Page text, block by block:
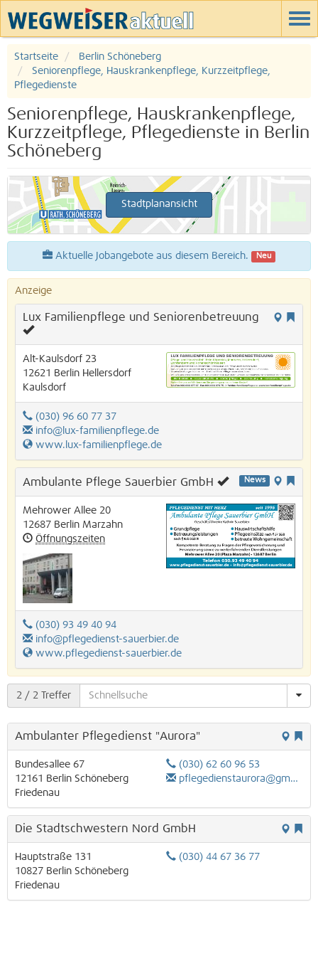
Startseite
Berlin Schöneberg
Seniorenpflege, Hauskrankenpflege, Kurzzeitpflege,
Pflegedienste
Seniorenpflege, Hauskrankenpflege,
Kurzzeitpflege, Pflegedienste in Berlin
Schöneberg
Stadtplanansicht
Aktuelle Jobangebote aus diesem Bereich. Neu
Anzeige
Lux Familienpflege und Seniorenbetreuung
Alt-Kaulsdorf 23
12621 Berlin Hellersdorf
Kaulsdorf
(030) 96 60 77 37
info@lux-familienpflege.de
www.lux-familienpflege.de
News
Ambulante Pflege Sauerbier GmbH
Mehrower Allee 20
12687 Berlin Marzahn
Öffnungszeiten
(030) 93 49 40 94
info@pflegedienst-sauerbier.de
www.pflegedienst-sauerbier.de
2 / 2 Treffer
Ambulanter Pflegedienst "Aurora"
Bundesallee 67
12161 Berlin Schöneberg
Friedenau
(030) 62 60 96 53
pflegedienstaurora@gmx.de
Die Stadtschwestern Nord GmbH
Hauptstraße 131
10827 Berlin Schöneberg
Friedenau
(030) 44 67 36 77